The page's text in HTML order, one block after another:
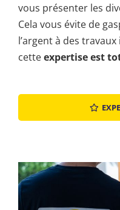
vous présenter les
Cela vous évite de
l’argent à des
cetteexpertise est